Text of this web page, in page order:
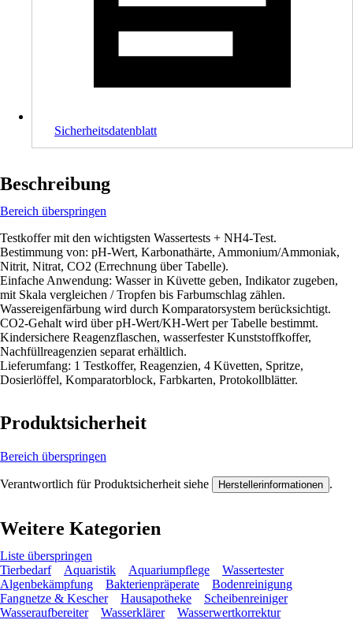
Sicherheitsdatenblatt
Beschreibung
Bereich überspringen
Testkoffer mit den wichtigsten Wassertests + NH4-Test.
Bestimmung von: pH-Wert, Karbonathärte, Ammonium/Ammoniak,
Nitrit, Nitrat, CO2 (Errechnung über Tabelle).
Einfache Anwendung: Wasser in Küvette geben, Indikator zugeben,
mit Skala vergleichen / Tropfen bis Farbumschlag zählen.
Wassereigenfärbung wird durch Komparatorsystem berücksichtigt.
CO2-Gehalt wird über pH-Wert/KH-Wert per Tabelle bestimmt.
Kindersichere Reagenzflaschen, wasserfester Kunststoffkoffer,
Nachfüllreagenzien separat erhältlich.
Lieferumfang: 1 Testkoffer, Reagenzien, 4 Küvetten, Spritze,
Dosierlöffel, Komparatorblock, Farbkarten, Protokollblätter.
Produktsicherheit
Bereich überspringen
Verantwortlich für Produktsicherheit siehe Herstellerinformationen .
Weitere Kategorien
Liste überspringen
Tierbedarf
Aquaristik Aquariumpflege
Wassertester
Algenbekämpfung
Bakterienpräperate
Bodenreinigung
Fangnetze & Kescher
Hausapotheke
Scheibenreiniger
Wasseraufbereiter
Wasserklärer Wasserwertkorrektur